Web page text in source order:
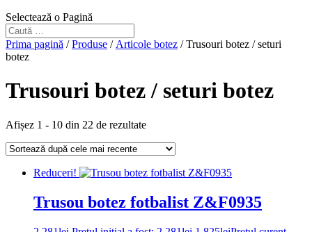
Selectează o Pagină
Prima pagină /Produse / Articole botez / Trusouri botez / seturi
botez
Trusouri botez / seturi botez
Afișez 1 - 10 din 22 de rezultate
Reduceri!
Trusou botez fotbalist Z&F0935